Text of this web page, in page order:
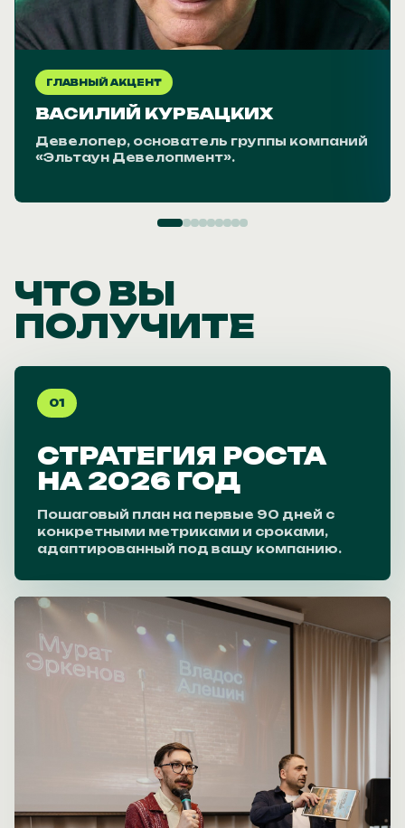
ГЛАВНЫЙ АКЦЕНТ
ВАСИЛИЙ КУРБАЦКИХ
Девелопер, основатель группы компаний
«Эльтаун Девелопмент».
ЧТО ВЫ
ПОЛУЧИТЕ
01
СТРАТЕГИЯ РОСТА
НА 2026 ГОД
Пошаговый план на первые 90 дней с
конкретными метриками и сроками,
адаптированный под вашу компанию.